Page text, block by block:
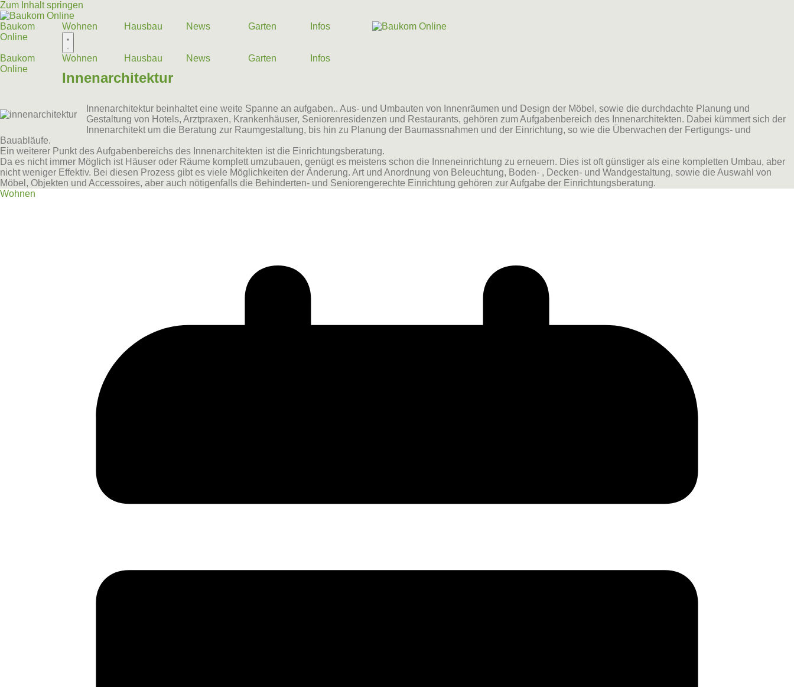
Zum Inhalt springen
Baukom
Online
Wohnen Hausbau News Garten Infos
Baukom
Online
Wohnen Hausbau News Garten Infos
Innenarchitektur
Innenarchitektur beinhaltet eine weite Spanne an aufgaben.. Aus- und Umbauten von Innenräumen und Design der Möbel, sowie die durchdachte Planung und
Gestaltung von Hotels, Arztpraxen, Krankenhäuser, Seniorenresidenzen und Restaurants, gehören zum Aufgabenbereich des Innenarchitekten. Dabei kümmert sich der
Innenarchitekt um die Beratung zur Raumgestaltung, bis hin zu Planung der Baumassnahmen und der Einrichtung, so wie die Überwachen der Fertigungs- und
Bauabläufe.
Ein weiterer Punkt des Aufgabenbereichs des Innenarchitekten ist die Einrichtungsberatung.
Da es nicht immer Möglich ist Häuser oder Räume komplett umzubauen, genügt es meistens schon die Inneneinrichtung zu erneuern. Dies ist oft günstiger als eine kompletten Umbau, aber
nicht weniger Effektiv. Bei diesen Prozess gibt es viele Möglichkeiten der Änderung. Art und Anordnung von Beleuchtung, Boden- , Decken- und Wandgestaltung, sowie die Auswahl von
Möbel, Objekten und Accessoires, aber auch nötigenfalls die Behinderten- und Seniorengerechte Einrichtung gehören zur Aufgabe der Einrichtungsberatung.
Wohnen